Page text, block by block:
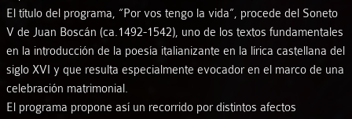
El título del programa, “Por vos tengo la vida”, procede del Soneto
V de Juan Boscán (ca.1492-1542), uno de los textos fundamentales
en la introducción de la poesía italianizante en la lírica castellana del
siglo XVI y que resulta especialmente evocador en el marco de una
celebración matrimonial.
El programa propone así un recorrido por distintos afectos